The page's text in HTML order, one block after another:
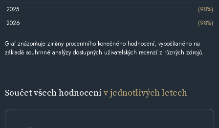
2025
(98%)
2026
(98%)
Graf znázorňuje změny procentního konečného hodnocení, vypočítaného na
základě souhrnné analýzy dostupných uživatelských recenzí z různých zdrojů.
Součet všech hodnocenív jednotlivých letech